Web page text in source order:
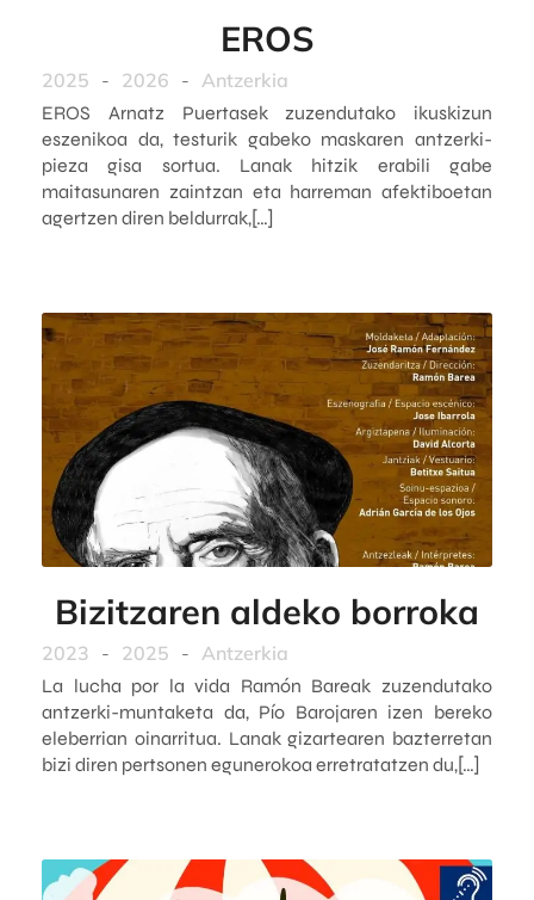
EROS
2025 - 2026 - Antzerkia
EROS Arnatz Puertasek zuzendutako ikuskizun
eszenikoa da, testurik gabeko maskaren antzerki-
pieza gisa sortua. Lanak hitzik erabili gabe
maitasunaren zaintzan eta harreman afektiboetan
agertzen diren beldurrak,[…]
Bizitzaren aldeko borroka
2023 - 2025 - Antzerkia
La lucha por la vida Ramón Bareak zuzendutako
antzerki-muntaketa da, Pío Barojaren izen bereko
eleberrian oinarritua. Lanak gizartearen bazterretan
bizi diren pertsonen egunerokoa erretratatzen du,[…]